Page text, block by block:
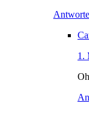
1.